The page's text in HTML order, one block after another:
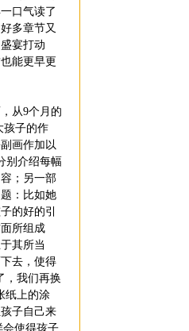
口气读了
多章节又
宴打动
能更早更
从9个月的
孩子的作
画作加以
别介绍每幅
；另一部
：比如她
的好的引
所组成
其所当
去，使得
，我们再换
纸上的涂
子自己来
会使得孩子